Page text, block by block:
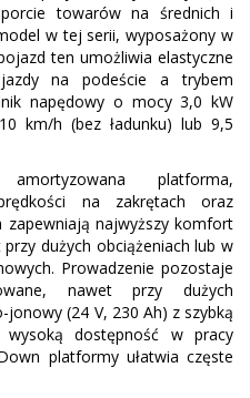
towarów na średnich i
w tej serii, wyposażony w
ten umożliwia elastyczne
na podeście a trybem
napędowy o mocy 3,0 kW
km/h (bez ładunku) lub 9,5
platforma,
na zakrętach oraz
najwyższy komfort
dużych obciążeniach lub w
Prowadzenie pozostaje
nawet przy dużych
(24 V, 230 Ah) z szybką
dostępność w pracy
platformy ułatwia częste